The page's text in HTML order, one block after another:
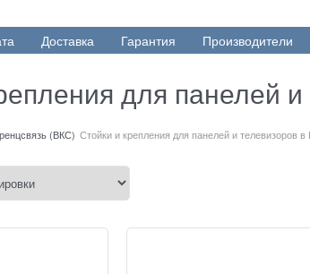
Доставка Гарантия Производители
для панелей
(ВКС) Стойки и крепления для панелей и телевизоров в